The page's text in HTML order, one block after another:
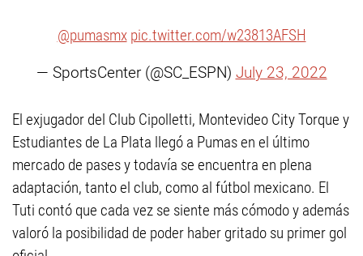
@pumasmx pic.twitter.com/w23813AFSH
— SportsCenter (@SC_ESPN) July 23, 2022
El exjugador del Club Cipolletti, Montevideo City Torque y
Estudiantes de La Plata llegó a Pumas en el último
mercado de pases y todavía se encuentra en plena
adaptación, tanto el club, como al fútbol mexicano. El
Tuti contó que cada vez se siente más cómodo y además
valoró la posibilidad de poder haber gritado su primer gol